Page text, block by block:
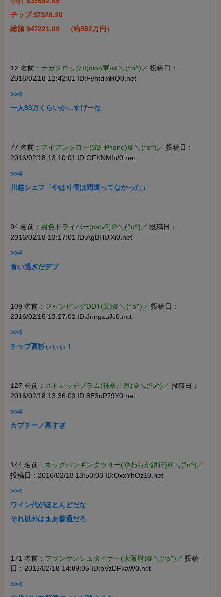
チップ $7328.20
総額 $47221.09　（約562万円）
12 名前： ナガタロックII(dion軍)＠＼(^o^)／ 投稿日：
2016/02/18 12:42:01 ID:FyhtdmRQ0.net
>>4
一人93万くらいか…すげーな
77 名前： アイアンクロー(SB-iPhone)＠＼(^o^)／ 投稿日：
2016/02/18 13:10:01 ID:GFKNMfp/0.net
>>4
川越シェフ「やはり僕は間違ってなかった」
94 名前： 男色ドライバー(catv?)＠＼(^o^)／ 投稿日：
2016/02/18 13:17:01 ID:AgBHUlXi0.net
>>4
食い過ぎだデブ
109 名前： ジャンピングDDT(茸)＠＼(^o^)／ 投稿日：
2016/02/18 13:27:02 ID:JnngzaJc0.net
>>4
チップ高杉ぃぃぃ！
127 名前： ストレッチプラム(神奈川県)＠＼(^o^)／ 投稿日：
2016/02/18 13:36:03 ID:8E3uP79Y0.net
>>4
カプチーノ高すぎ
144 名前： ネックハンギングツリー(やわらか銀行)＠＼(^o^)／
投稿日：2016/02/18 13:50:03 ID:OxxYhOz10.net
>>4
ワイン代がほとんどだな
それ以外はまあ普通だろ
171 名前： フランケンシュタイナー(大阪府)＠＼(^o^)／ 投稿
日：2016/02/18 14:09:05 ID:bVzDFkaW0.net
>>4